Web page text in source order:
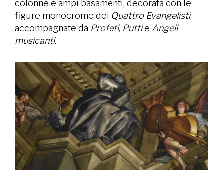
colonne e ampi basamenti, decorata con le
figure monocrome dei Quattro Evangelisti,
accompagnate da Profeti, Puttie Angeli
musicanti.